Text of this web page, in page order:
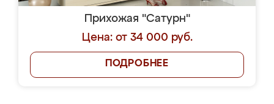
Прихожая "Сатурн"
Цена: от 34 000 руб.
ПОДРОБНЕЕ